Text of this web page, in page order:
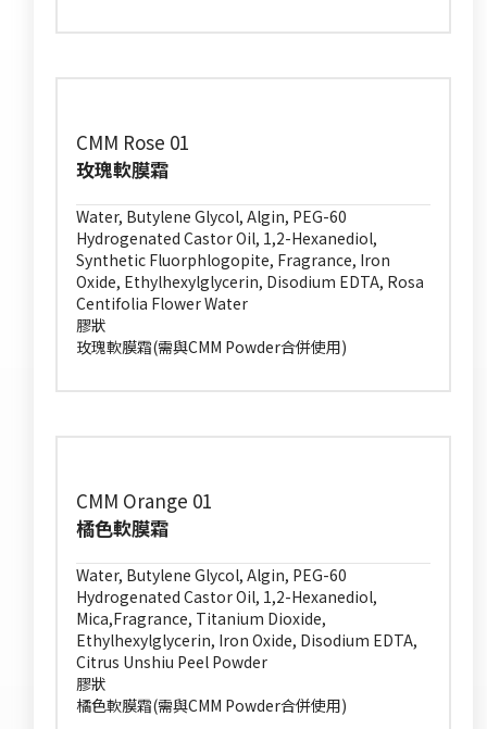
CMM Rose 01
玫瑰軟膜霜
Water, Butylene Glycol, Algin, PEG-60
Hydrogenated Castor Oil, 1,2-Hexanediol,
Synthetic Fluorphlogopite, Fragrance, Iron
Oxide, Ethylhexylglycerin, Disodium EDTA, Rosa
Centifolia Flower Water
膠狀
玫瑰軟膜霜(需與CMM Powder合併使用)
CMM Orange 01
橘色軟膜霜
Water, Butylene Glycol, Algin, PEG-60
Hydrogenated Castor Oil, 1,2-Hexanediol,
Mica,Fragrance, Titanium Dioxide,
Ethylhexylglycerin, Iron Oxide, Disodium EDTA,
Citrus Unshiu Peel Powder
膠狀
橘色軟膜霜(需與CMM Powder合併使用)